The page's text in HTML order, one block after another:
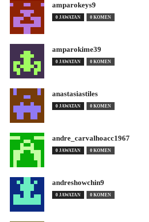
amparokeys9
0 JAWATAN 0 KOMEN
amparokime39
0 JAWATAN 0 KOMEN
anastasiastiles
0 JAWATAN 0 KOMEN
andre_carvalhoacc1967
0 JAWATAN 0 KOMEN
andreshowchin9
0 JAWATAN 0 KOMEN